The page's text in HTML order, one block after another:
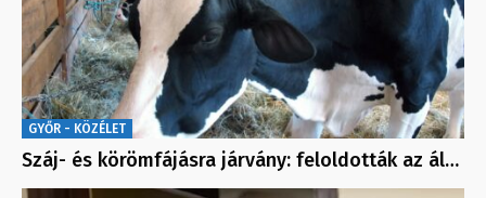
GYŐR - KÖZÉLET
Száj- és körömfájásra járvány: feloldották az ál…